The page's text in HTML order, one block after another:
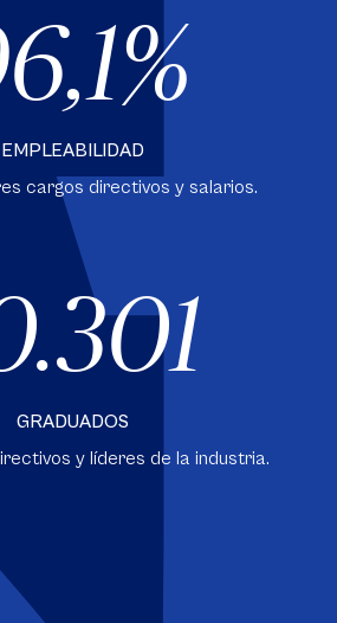
EMPLEABILIDAD
cargos directivos y salarios.
GRADUADOS
y líderes de la industria.